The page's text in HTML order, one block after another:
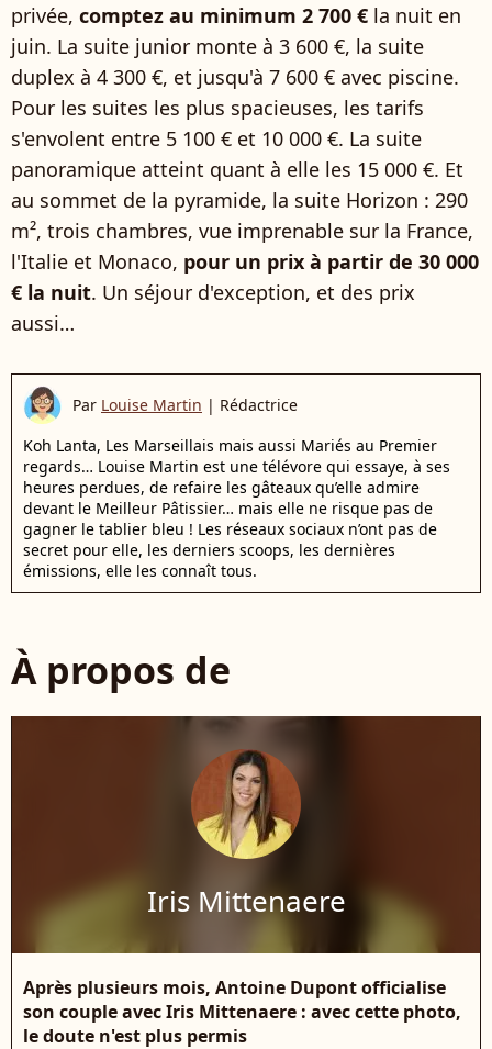
privée, comptez au minimum 2 700 € la nuit en
juin. La suite junior monte à 3 600 €, la suite
duplex à 4 300 €, et jusqu'à 7 600 € avec piscine.
Pour les suites les plus spacieuses, les tarifs
s'envolent entre 5 100 € et 10 000 €. La suite
panoramique atteint quant à elle les 15 000 €. Et
au sommet de la pyramide, la suite Horizon : 290
m², trois chambres, vue imprenable sur la France,
l'Italie et Monaco, pour un prix à partir de 30 000
€ la nuit. Un séjour d'exception, et des prix
aussi…
Par Louise Martin | Rédactrice
Koh Lanta, Les Marseillais mais aussi Mariés au Premier
regards… Louise Martin est une télévore qui essaye, à ses
heures perdues, de refaire les gâteaux qu’elle admire
devant le Meilleur Pâtissier… mais elle ne risque pas de
gagner le tablier bleu ! Les réseaux sociaux n’ont pas de
secret pour elle, les derniers scoops, les dernières
émissions, elle les connaît tous.
À propos de
Iris Mittenaere
Après plusieurs mois, Antoine Dupont officialise
son couple avec Iris Mittenaere : avec cette photo,
le doute n'est plus permis